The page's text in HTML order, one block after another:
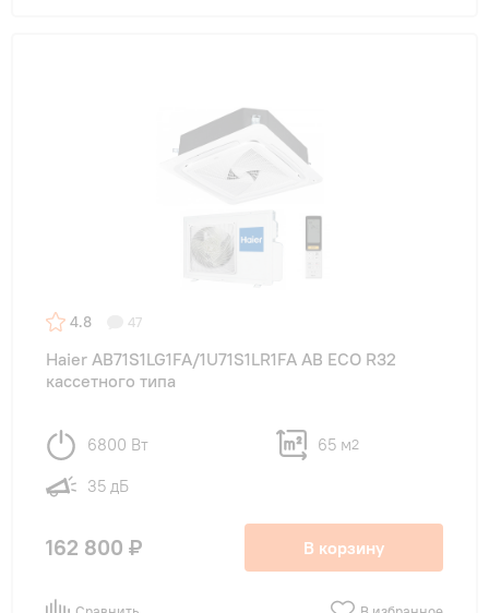
4.8 47
Haier AB71S1LG1FA/1U71S1LR1FA АB ECO R32
кассетного типа
6800 Вт 65 м2
35 дБ
162 800 ₽ В корзину